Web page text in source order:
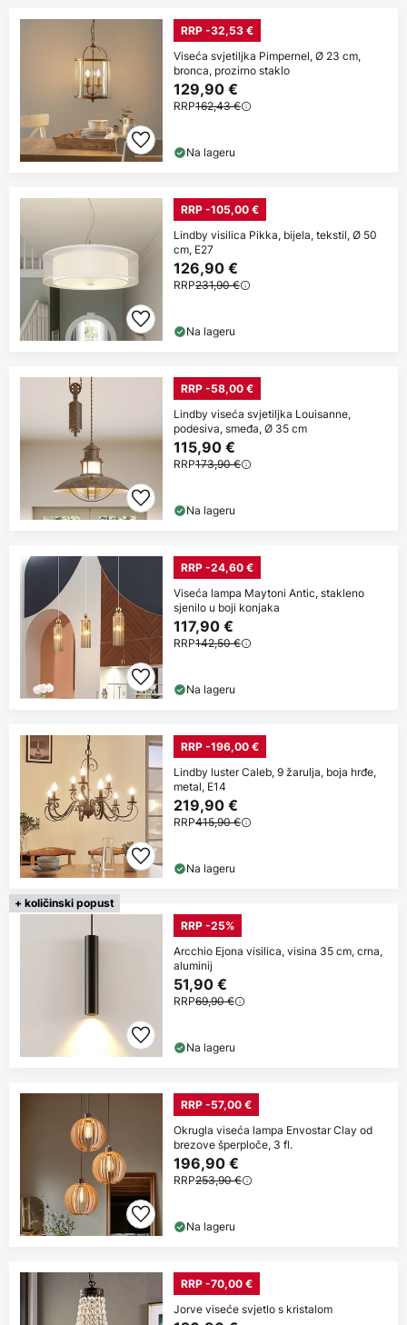
RRP -32,53 €
Viseća svjetiljka Pimpernel, Ø 23 cm,
bronca, prozirno staklo
129,90 €
RRP162,43 €
Na lageru
RRP -105,00 €
Lindby visilica Pikka, bijela, tekstil, Ø 50
cm, E27
126,90 €
RRP231,90 €
Na lageru
RRP -58,00 €
Lindby viseća svjetiljka Louisanne,
podesiva, smeđa, Ø 35 cm
115,90 €
RRP173,90 €
Na lageru
RRP -24,60 €
Viseća lampa Maytoni Antic, stakleno
sjenilo u boji konjaka
117,90 €
RRP142,50 €
Na lageru
RRP -196,00 €
Lindby luster Caleb, 9 žarulja, boja hrđe,
metal, E14
219,90 €
RRP415,90 €
Na lageru
+ količinski popust
RRP -25%
Arcchio Ejona visilica, visina 35 cm, crna,
aluminij
51,90 €
RRP69,90 €
Na lageru
RRP -57,00 €
Okrugla viseća lampa Envostar Clay od
brezove šperploče, 3 fl.
196,90 €
RRP253,90 €
Na lageru
RRP -70,00 €
Jorve viseće svjetlo s kristalom